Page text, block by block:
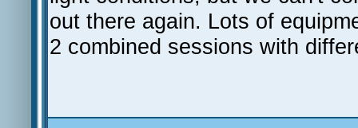
out there again. Lots of
2 combined sessions with